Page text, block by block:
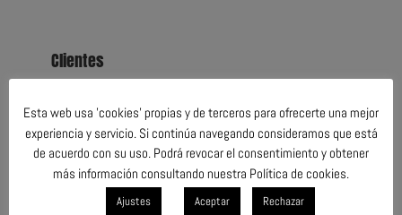
Clientes
Esta web usa 'cookies' propias y de terceros para ofrecerte una mejor
experiencia y servicio. Si continúa navegando consideramos que está
de acuerdo con su uso. Podrá revocar el consentimiento y obtener
más información consultando nuestra Política de cookies.
Ajustes Aceptar Rechazar